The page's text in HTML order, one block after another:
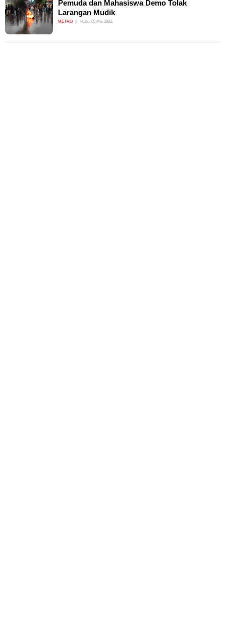
Pemuda dan Mahasiswa Demo Tolak
Larangan Mudik
METRO Rabu, 05 Mei 2021